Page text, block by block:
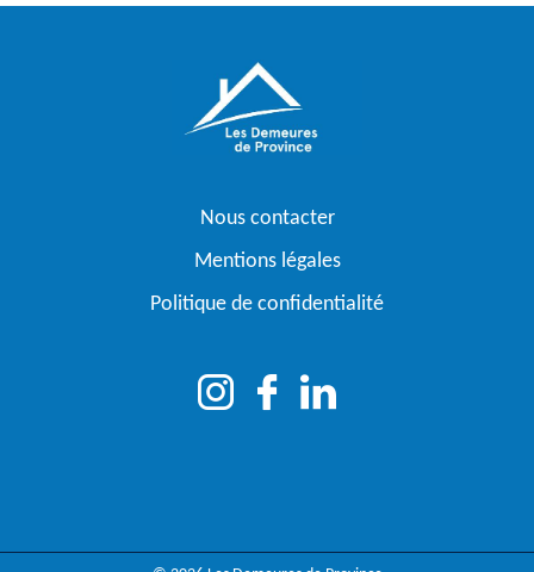
Nous contacter
Mentions légales
Politique de confidentialité